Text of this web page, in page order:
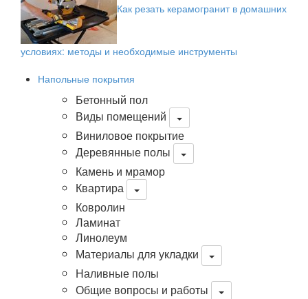
Как резать керамогранит в домашних
условиях: методы и необходимые инструменты
Напольные покрытия
Бетонный пол
Виды помещений
Виниловое покрытие
Деревянные полы
Камень и мрамор
Квартира
Ковролин
Ламинат
Линолеум
Материалы для укладки
Наливные полы
Общие вопросы и работы